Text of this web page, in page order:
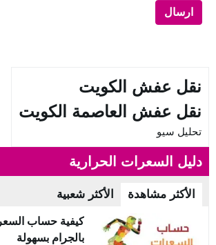
نقل عفش الكويت
نقل عفش العاصمة الكويت
تحليل سيو
دليل السعرات الحرارية
الأكثر مشاهدة الأكثر شعبية
كيفية حساب
بالجرام بسهولة